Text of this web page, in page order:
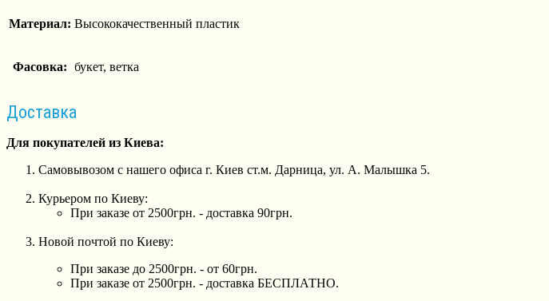
Материал: Высококачественный пластик
Фасовка: букет, ветка
Доставка
Для покупателей из Киева:
Самовывозом с нашего офиса г. Киев ст.м. Дарница, ул. А. Малышка 5.
Курьером по Киеву:
При заказе от 2500грн. - доставка 90грн.
Новой почтой по Киеву:
При заказе до 2500грн. - от 60грн.
При заказе от 2500грн. - доставка БЕСПЛАТНО.